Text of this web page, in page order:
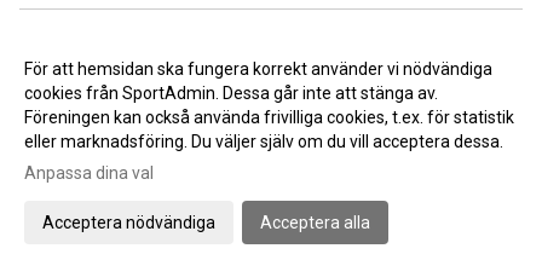
<< Tillbaka
Gå till Webbversion
För att hemsidan ska fungera korrekt använder vi nödvändiga
cookies från SportAdmin. Dessa går inte att stänga av.
Föreningen kan också använda frivilliga cookies, t.ex. för statistik
eller marknadsföring. Du väljer själv om du vill acceptera dessa.
Anpassa dina val
Acceptera nödvändiga Acceptera alla